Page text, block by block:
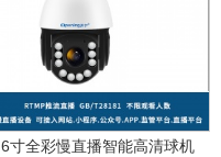
6寸全彩慢直播智能高清球机